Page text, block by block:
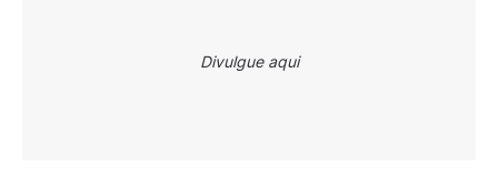
Divulgue aqui